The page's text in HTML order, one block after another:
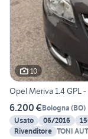
10
Opel Meriva 1.4 GPL -
6.200 €Bologna (BO)
Usato
06/2016
Rivenditore TONI